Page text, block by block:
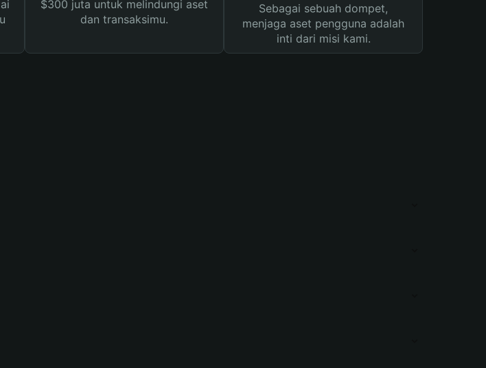
$300 juta untuk melindungi aset
dan transaksimu.
Sebagai sebuah dompet,
menjaga aset pengguna adalah
inti dari misi kami.